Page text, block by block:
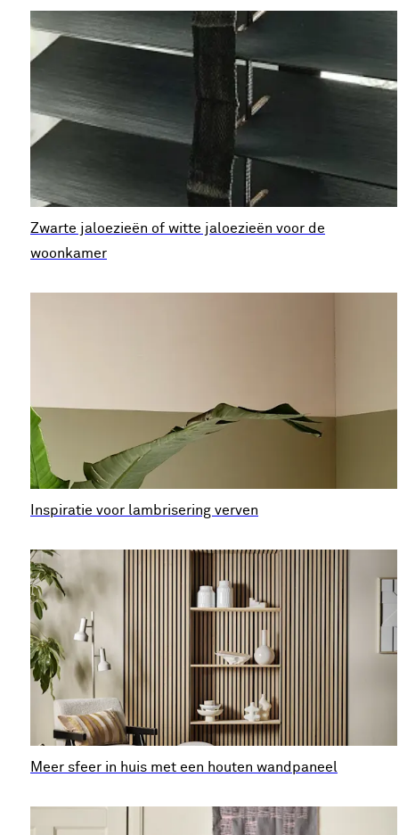
Zwarte jaloezieën of witte jaloezieën voor de
woonkamer
Inspiratie voor lambrisering verven
Meer sfeer in huis met een houten wandpaneel